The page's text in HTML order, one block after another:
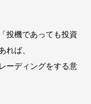
投機であっても投資
れば、
ーディングをする意